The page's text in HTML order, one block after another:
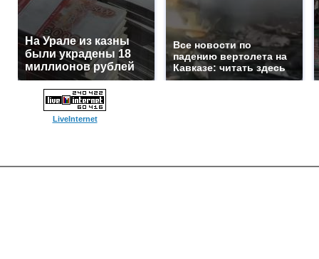
На Урале из казны
были украдены 18
миллионов рублей
Все новости по
падению вертолета на
Кавказе: читать здесь
LiveInternet